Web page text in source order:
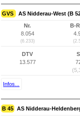
GVS AS Nidderau-West (B
Nr.
8.054
(6.233)
B-
DTV
13.577
Infos...
B 45 AS Nidderau-